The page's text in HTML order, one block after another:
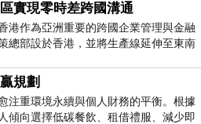
實現零時差跨國溝通
港作為亞洲重要的跨國企業管理與金融
總部設於香港，並將生產線延伸至東南
規劃
注重環境永續與個人財務的平衡。根據
傾向選擇低碳餐飲、租借禮服、減少即